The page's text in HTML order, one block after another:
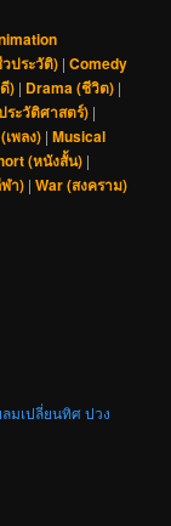
ประวัติ) |Comedy
) | Drama (ชีวิต) |
ระวัติศาสตร์) |
พลง) |Musical
(หนังสั้น) |
า) |War (สงคราม)
ลมเปลี่ยนทิศ ปวง